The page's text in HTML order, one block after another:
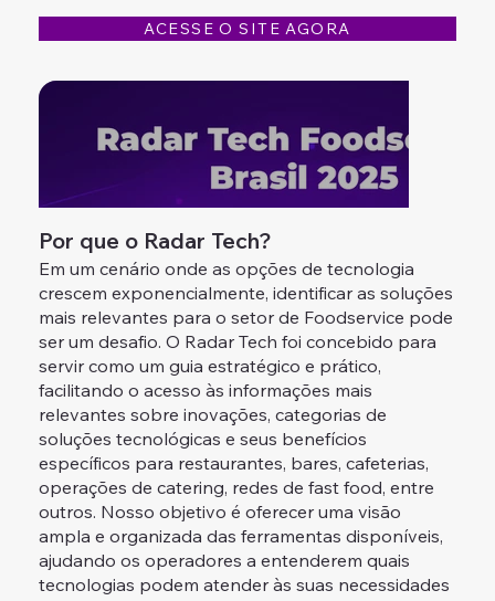
ACESSE O SITE AGORA
Por que o Radar Tech?
Em um cenário onde as opções de tecnologia
crescem exponencialmente, identificar as soluções
mais relevantes para o setor de Foodservice pode
ser um desafio. O Radar Tech foi concebido para
servir como um guia estratégico e prático,
facilitando o acesso às informações mais
relevantes sobre inovações, categorias de
soluções tecnológicas e seus benefícios
específicos para restaurantes, bares, cafeterias,
operações de catering, redes de fast food, entre
outros. Nosso objetivo é oferecer uma visão
ampla e organizada das ferramentas disponíveis,
ajudando os operadores a entenderem quais
tecnologias podem atender às suas necessidades